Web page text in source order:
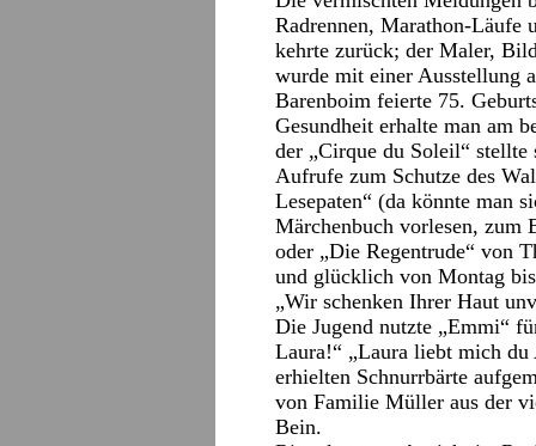
Radrennen, Marathon-Läufe
kehrte zurück; der Maler,
wurde mit einer Ausstellung
Barenboim feierte 75.
Gesundheit erhalte man am
der „Cirque du Soleil“
Aufrufe zum Schutze des
Lesepaten“ (da könnte man
Märchenbuch vorlesen, zum
oder „Die Regentrude“ von
und glücklich von Montag
„Wir schenken Ihrer Haut
Die Jugend nutzte „Emmi“
Laura!“ „Laura liebt mich
erhielten Schnurrbärte
von Familie Müller aus der
Bein.